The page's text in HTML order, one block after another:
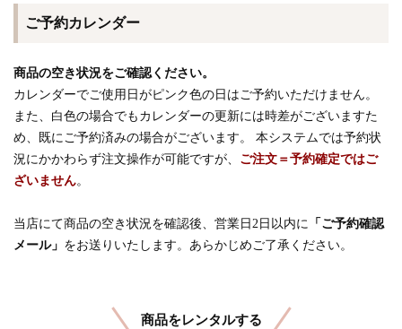
ご予約カレンダー
商品の空き状況をご確認ください。
カレンダーでご使用日がピンク色の日はご予約いただけません。
また、白色の場合でもカレンダーの更新には時差がございますた
め、既にご予約済みの場合がございます。 本システムでは予約状
況にかかわらず注文操作が可能ですが、 ご注文＝予約確定ではご
ざいません。
当店にて商品の空き状況を確認後、営業日2日以内に
「ご予約確認
メール」 をお送りいたします。あらかじめご了承ください。
商品をレンタルする